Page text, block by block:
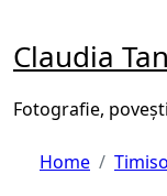
content
Claudia
Fotografie,
Home